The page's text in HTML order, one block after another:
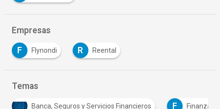
Empresas
F Flynondi R Reental
Temas
Banca, Seguros y Servicios Financieros F Finanzas